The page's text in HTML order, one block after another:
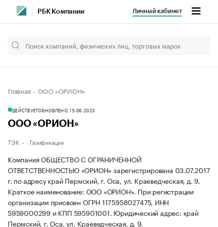
РБК Компании Личный кабинет
Главная ООО «ОРИОН»
ДЕЙСТВУЕТОБНОВЛЕНО, 15.06.2023
ООО «ОРИОН»
ТЭК Газификация
Компания ОБЩЕСТВО С ОГРАНИЧЕННОЙ
ОТВЕТСТВЕННОСТЬЮ «ОРИОН» зарегистрирована 03.07.2017
г. по адресу край Пермский, г. Оса, ул. Краеведческая, д. 9.
Краткое наименование: ООО «ОРИОН». При регистрации
организации присвоен ОГРН 1175958027475, ИНН
5959000299 и КПП 595901001. Юридический адрес: край
Пермский, г. Оса, ул. Краеведческая, д. 9.